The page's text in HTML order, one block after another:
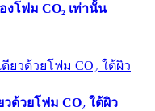
งโฟม CO₂ เท่านั้น
ด้วยโฟม CO₂ ใต้ผิว